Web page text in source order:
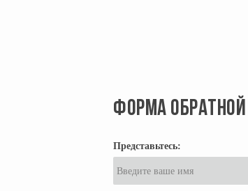
ФОРМА
Представьтесь: